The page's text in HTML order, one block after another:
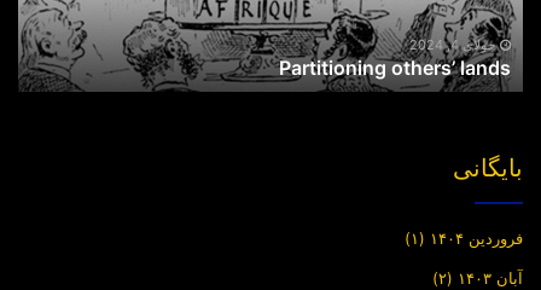
جولای 4, 2024
Partitioning others’ lands
بایگانی
فروردین ۱۴۰۴ (۱)
آبان ۱۴۰۳ (۲)